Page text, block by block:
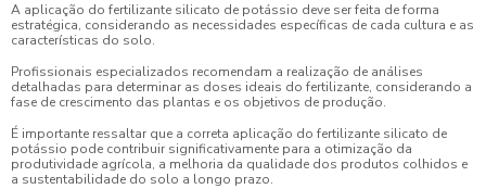
A aplicação do fertilizante silicato de potássio deve ser feita de forma
estratégica, considerando as necessidades específicas de cada cultura e as
características do solo.
Profissionais especializados recomendam a realização de análises
detalhadas para determinar as doses ideais do fertilizante, considerando a
fase de crescimento das plantas e os objetivos de produção.
É importante ressaltar que a correta aplicação do fertilizante silicato de
potássio pode contribuir significativamente para a otimização da
produtividade agrícola, a melhoria da qualidade dos produtos colhidos e
a sustentabilidade do solo a longo prazo.